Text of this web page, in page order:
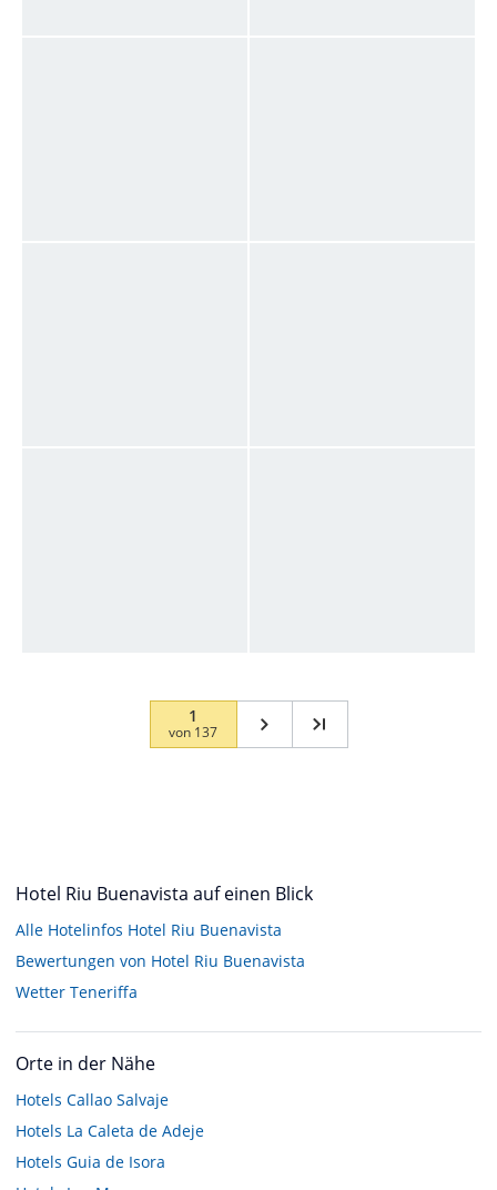
1
von 137
Hotel Riu Buenavista auf einen Blick
Alle Hotelinfos Hotel Riu Buenavista
Bewertungen von Hotel Riu Buenavista
Wetter Teneriffa
Orte in der Nähe
Hotels Callao Salvaje
Hotels La Caleta de Adeje
Hotels Guia de Isora